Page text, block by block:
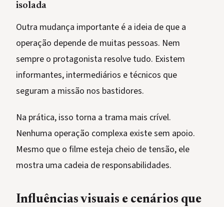
isolada
Outra mudança importante é a ideia de que a
operação depende de muitas pessoas. Nem
sempre o protagonista resolve tudo. Existem
informantes, intermediários e técnicos que
seguram a missão nos bastidores.
Na prática, isso torna a trama mais crível.
Nenhuma operação complexa existe sem apoio.
Mesmo que o filme esteja cheio de tensão, ele
mostra uma cadeia de responsabilidades.
Influências visuais e cenários que